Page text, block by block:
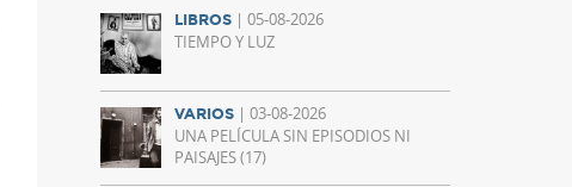
LIBROS | 05-08-2026
TIEMPO Y LUZ
VARIOS | 03-08-2026
UNA PELÍCULA SIN EPISODIOS NI
PAISAJES (17)